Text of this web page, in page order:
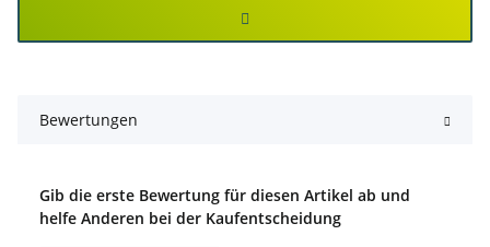
Bewertungen
Gib die erste Bewertung für diesen Artikel ab und
helfe Anderen bei der Kaufentscheidung